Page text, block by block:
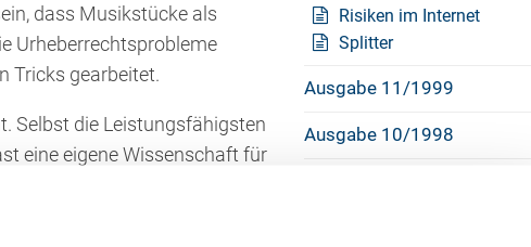
dass Musikstücke als
Urheberrechtsprobleme
Tricks gearbeitet.
Selbst die Leistungsfähigsten
eine eigene Wissenschaft für
dieser Stelle aber will ich
Risiken im Internet
Splitter
Ausgabe 11/1999
Ausgabe 10/1998